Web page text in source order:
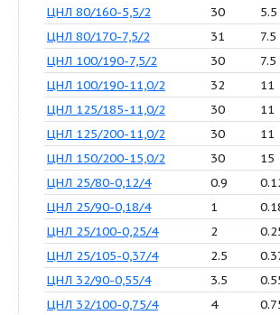
ЦНЛ 50/160-4,0/2 25
ЦНЛ 50/180-5,5/2 28
ЦНЛ 65/115 –1,1/2 10
ЦНЛ 65/125-1,5/2 16
ЦНЛ 65/136-2,2/2 18
ЦНЛ 65/140-3,0/2 20
ЦНЛ 65/145-4,0/2
24
ЦНЛ 65/150-5,5/2
26
ЦНЛ 80/140-3,0/2 23
ЦНЛ 80/150-4,0/2 26
ЦНЛ 80/160-5,5/2
30